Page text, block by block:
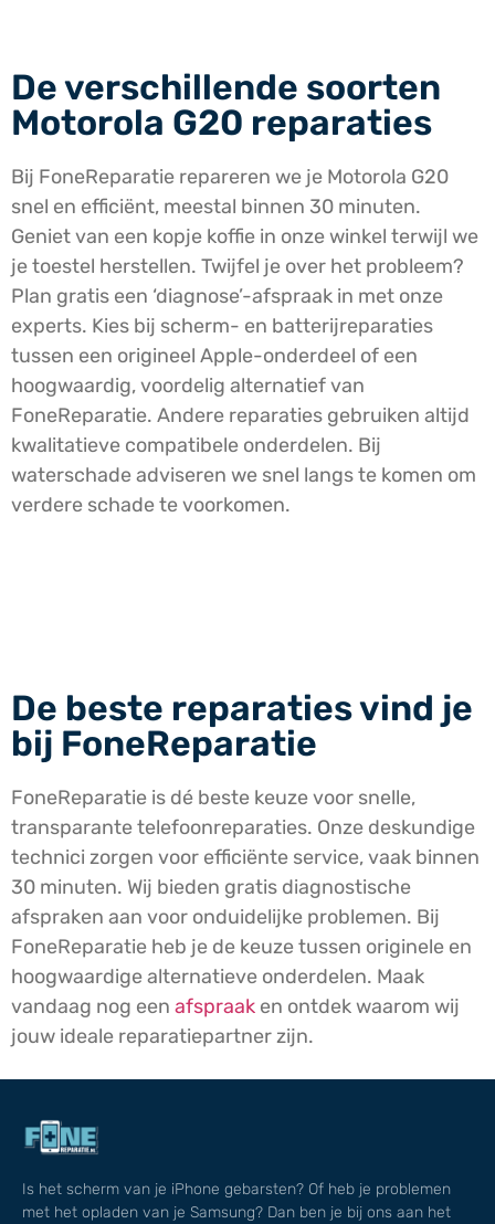
De verschillende soorten
Motorola G20 reparaties
Bij FoneReparatie repareren we je Motorola G20
snel en efficiënt, meestal binnen 30 minuten.
Geniet van een kopje koffie in onze winkel terwijl we
je toestel herstellen. Twijfel je over het probleem?
Plan gratis een ‘diagnose’-afspraak in met onze
experts. Kies bij scherm- en batterijreparaties
tussen een origineel Apple-onderdeel of een
hoogwaardig, voordelig alternatief van
FoneReparatie. Andere reparaties gebruiken altijd
kwalitatieve compatibele onderdelen. Bij
waterschade adviseren we snel langs te komen om
verdere schade te voorkomen.
De beste reparaties vind je
bij FoneReparatie
FoneReparatie is dé beste keuze voor snelle,
transparante telefoonreparaties. Onze deskundige
technici zorgen voor efficiënte service, vaak binnen
30 minuten. Wij bieden gratis diagnostische
afspraken aan voor onduidelijke problemen. Bij
FoneReparatie heb je de keuze tussen originele en
hoogwaardige alternatieve onderdelen. Maak
vandaag nog een afspraak en ontdek waarom wij
jouw ideale reparatiepartner zijn.
Is het scherm van je iPhone gebarsten? Of heb je problemen
met het opladen van je Samsung? Dan ben je bij ons aan het